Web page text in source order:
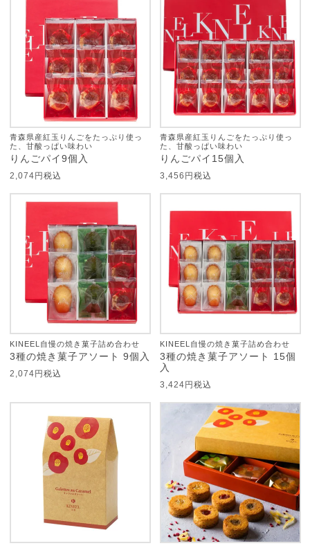
青森県産紅玉りんごをたっぷり使っ
た、甘酸っぱい味わい
りんごパイ9個入
2,074 税込
青森県産紅玉りんごをたっぷり使っ
た、甘酸っぱい味わい
りんごパイ15個入
3,456 税込
KINEEL自慢の焼き菓子詰め合わせ
3種の焼き菓子アソート 9個入
2,074 税込
KINEEL自慢の焼き菓子詰め合わせ
3種の焼き菓子アソート 15個
入
3,424 税込